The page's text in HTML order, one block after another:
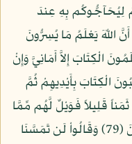
لِيُحَآجُّوكُم بِهِ عِندَ
يَعْلَمُونَ أَنَّ اللّهَ يَعْلَمُ مَا يُسِرُّونَ
لاَ يَعْلَمُونَ الْكِتَابَ إِلاَّ أَمَانِيَّ وَإِنْ
يَكْتُبُونَ الْكِتَابَ بِأَيْدِيهِمْ ثُمَّ
قَلِيلاً فَوَيْلٌ لَّهُم مِّمَّا
كَتَبَتْ أَيْدِيهِمْ وَوَيْلٌ لَّهُمْ مِّمَّا يَكْسِبُونَ (79) وَقَالُواْ لَن تَمَسَّنَا